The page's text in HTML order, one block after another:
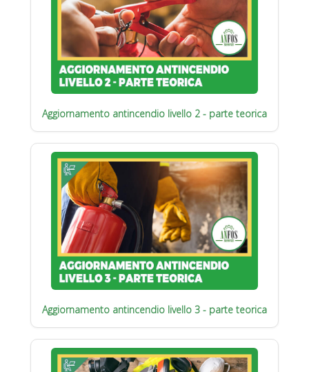
Aggiornamento antincendio livello 2 - parte teorica
Aggiornamento antincendio livello 3 - parte teorica